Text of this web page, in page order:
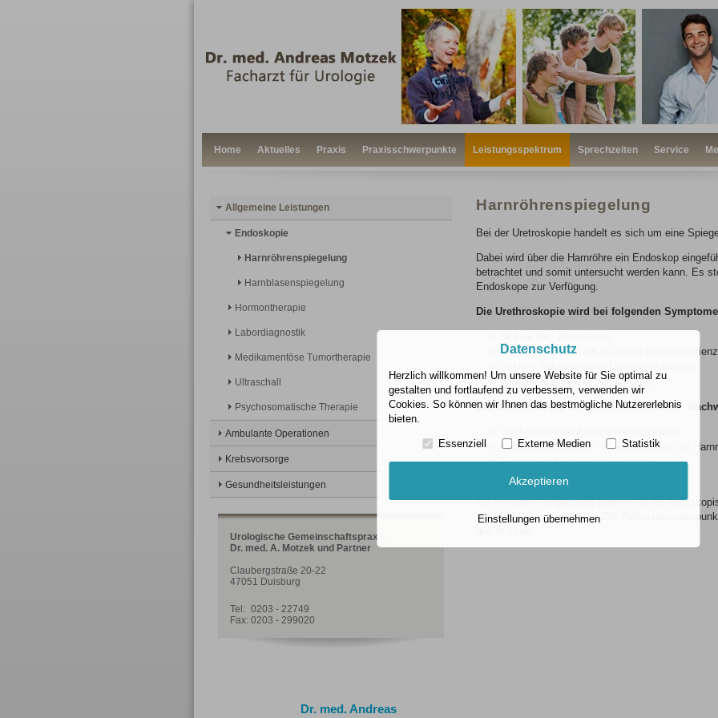
Home Aktuelles Praxis Praxisschwerpunkte Leistungsspektrum Sprechzeiten Service
Allgemeine Leistungen
Endoskopie
Harnröhrenspiegelung
Harnblasenspiegelung
Hormontherapie
Labordiagnostik
Medikamentöse Tumortherapie
Ultraschall
Psychosomatische Therapie
Ambulante Operationen
Krebsvorsorge
Gesundheitsleistungen
Urologische Gemeinschaftspraxis
Dr. med. A. Motzek und Partner
Claubergstraße 20-22
47051 Duisburg
Tel: 0203 - 22749
Fax: 0203 - 299020
Dr. med. Andreas
Harnröhrenspiegelung
Bei der Uretroskopie handelt es sich um eine
Dabei wird über die Harnröhre ein Endoskop
betrachtet und somit untersucht werden kann. Es
Endoskope zur Verfügung.
Die Urethroskopie wird bei folgenden
Unfähigkeit, den Urin zu halten
Wiederkehrende Harnwegsinfekte
Die Urethroskopie dient dem Ausschluss /
Harnröhrendivertikel – Ausstülpungen der
Tumore im Bereich der Harnröhre
Entzündungen
Als innovative Ergänzung können wir die
flexiblen Optik sowie einer Ohr-
Datenschutz
Herzlich willkommen! Um unsere Website für Sie optimal zu
gestalten und fortlaufend zu verbessern, verwenden wir
Cookies. So können wir Ihnen das bestmögliche Nutzererlebnis
bieten.
Essenziell Externe Medien Statistik
Akzeptieren
Einstellungen übernehmen